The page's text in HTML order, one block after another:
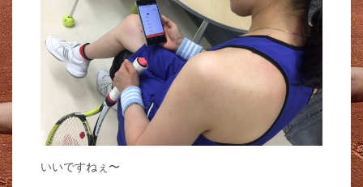
いいですねぇ〜